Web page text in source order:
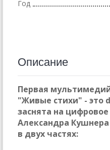
Год
Описание
Первая
"Живые стихи" - это
заснята на
Александра
в двух частях: